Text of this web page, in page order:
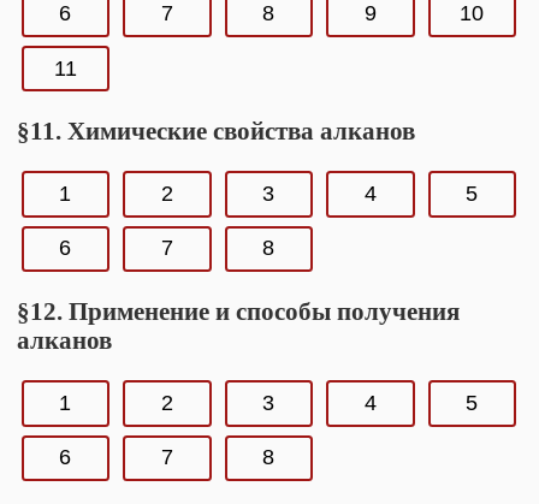
6 7 8 9 10
11
§11. Химические свойства алканов
1 2 3 4 5
6 7 8
§12. Применение и способы получения
алканов
1 2 3 4 5
6 7 8